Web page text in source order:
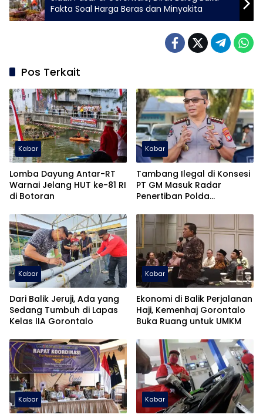
Fakta Soal Harga Beras dan Minyakita
Pos Terkait
Kabar
Lomba Dayung Antar-RT
Warnai Jelang HUT ke-81 RI
di Botoran
Kabar
Tambang Ilegal di Konsesi
PT GM Masuk Radar
Penertiban Polda
Kabar
Dari Balik Jeruji, Ada yang
Sedang Tumbuh di Lapas
Kelas IIA Gorontalo
Kabar
Ekonomi di Balik Perjalanan
Haji, Kemenhaj Gorontalo
Buka Ruang untuk UMKM
Kabar Kabar